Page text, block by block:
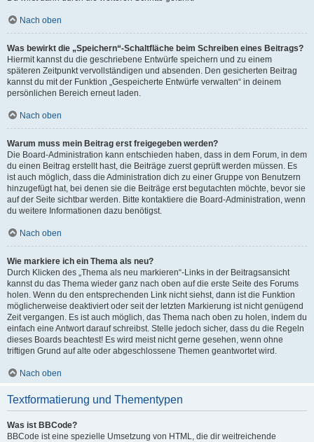
Nach oben
Was bewirkt die „Speichern“-Schaltfläche beim Schreiben eines Beitrags?
Hiermit kannst du die geschriebene Entwürfe speichern und zu einem
späteren Zeitpunkt vervollständigen und absenden. Den gesicherten Beitrag
kannst du mit der Funktion „Gespeicherte Entwürfe verwalten“ in deinem
persönlichen Bereich erneut laden.
Nach oben
Warum muss mein Beitrag erst freigegeben werden?
Die Board-Administration kann entschieden haben, dass in dem Forum, in dem
du einen Beitrag erstellt hast, die Beiträge zuerst geprüft werden müssen. Es
ist auch möglich, dass die Administration dich zu einer Gruppe von Benutzern
hinzugefügt hat, bei denen sie die Beiträge erst begutachten möchte, bevor sie
auf der Seite sichtbar werden. Bitte kontaktiere die Board-Administration, wenn
du weitere Informationen dazu benötigst.
Nach oben
Wie markiere ich ein Thema als neu?
Durch Klicken des „Thema als neu markieren“-Links in der Beitragsansicht
kannst du das Thema wieder ganz nach oben auf die erste Seite des Forums
holen. Wenn du den entsprechenden Link nicht siehst, dann ist die Funktion
möglicherweise deaktiviert oder seit der letzten Markierung ist nicht genügend
Zeit vergangen. Es ist auch möglich, das Thema nach oben zu holen, indem du
einfach eine Antwort darauf schreibst. Stelle jedoch sicher, dass du die Regeln
dieses Boards beachtest! Es wird meist nicht gerne gesehen, wenn ohne
triftigen Grund auf alte oder abgeschlossene Themen geantwortet wird.
Nach oben
Textformatierung und Thementypen
Was ist BBCode?
BBCode ist eine spezielle Umsetzung von HTML, die dir weitreichende